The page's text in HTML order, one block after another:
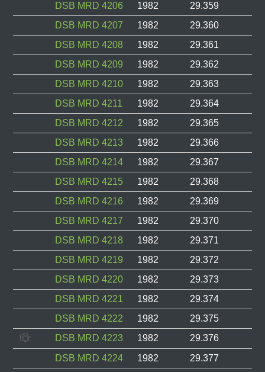
DSB MRD 4206
1982
29.359
DSB MRD 4207
1982
29.360
DSB MRD 4208
1982
29.361
DSB MRD 4209
1982
29.362
DSB MRD 4210
1982
29.363
DSB MRD 4211
1982
29.364
DSB MRD 4212
1982
29.365
DSB MRD 4213
1982
29.366
DSB MRD 4214
1982
29.367
DSB MRD 4215
1982
29.368
DSB MRD 4216
1982
29.369
DSB MRD 4217
1982
29.370
DSB MRD 4218
1982
29.371
DSB MRD 4219
1982
29.372
DSB MRD 4220
1982
29.373
DSB MRD 4221
1982
29.374
DSB MRD 4222
1982
29.375
DSB MRD 4223
1982
29.376
DSB MRD 4224
1982
29.377